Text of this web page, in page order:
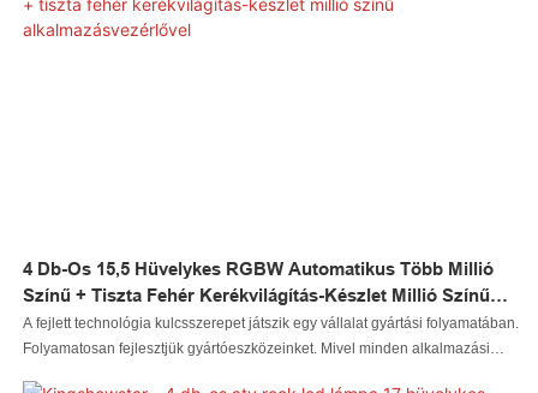
kerékgyűrű-világítás, felni gumiabroncs-világítás, alvázvilágítás
teherautókhoz gyakran látható és széles körben használt.
4 Db-Os 15,5 Hüvelykes RGBW Automatikus Több Millió
Színű + Tiszta Fehér Kerékvilágítás-Készlet Millió Színű
Alkalmazásvezérlővel
A fejlett technológia kulcsszerepet játszik egy vállalat gyártási folyamatában.
Folyamatosan fejlesztjük gyártóeszközeinket. Mivel minden alkalmazási